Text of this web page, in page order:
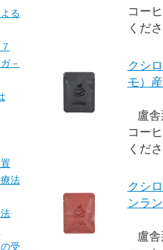
コー
くだ
クシ
モ）
盧
コー
くだ
クシ
ンラ
盧